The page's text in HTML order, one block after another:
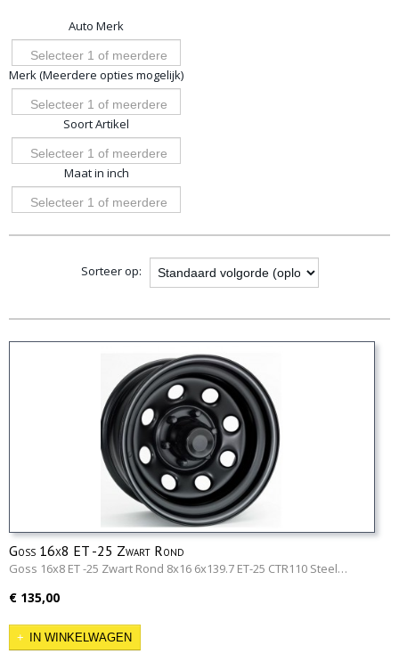
Auto Merk
Selecteer 1 of meerdere
opties
Merk (Meerdere opties mogelijk)
Selecteer 1 of meerdere
opties
Soort Artikel
Selecteer 1 of meerdere
opties
Maat in inch
Selecteer 1 of meerdere
Sorteer op:
Goss 16x8 ET -25 Zwart Rond
Goss 16x8 ET -25 Zwart Rond 8x16 6x139.7 ET-25 CTR110 Steel…
€ 135,00
IN WINKELWAGEN